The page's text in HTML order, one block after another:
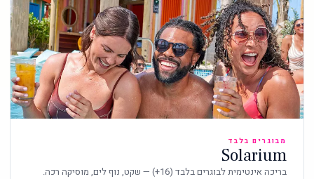
מבוגרים בלבד
Solarium
בריכה אינטימית לבוגרים בלבד (16+) — שקט, נוף לים, מוסיקה רכה.